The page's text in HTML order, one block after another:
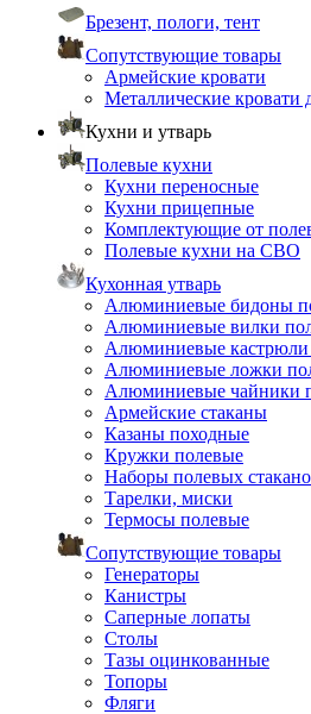
Брезент, пологи, тент
Сопутствующие товары
Армейские кровати
Металлические кровати
Кухни и утварь
Полевые кухни
Кухни переносные
Кухни прицепные
Комплектующие от
Полевые кухни на СВО
Кухонная утварь
Алюминиевые бидоны
Алюминиевые вилки
Алюминиевые кастрюли
Алюминиевые ложки
Алюминиевые чайники
Армейские стаканы
Казаны походные
Кружки полевые
Наборы полевых
Тарелки, миски
Термосы полевые
Сопутствующие товары
Генераторы
Канистры
Саперные лопаты
Столы
Тазы оцинкованные
Топоры
Фляги